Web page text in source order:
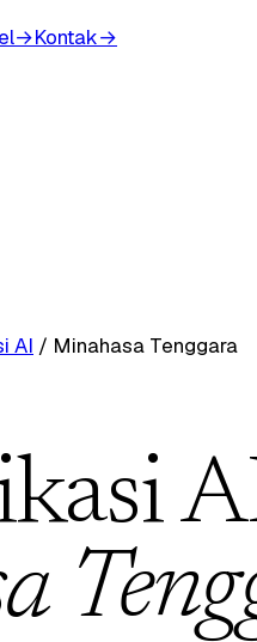
→Kontak→
AI / Minahasa Tenggara